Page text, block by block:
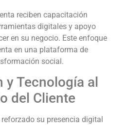
reciben capacitación
digitales y apoyo
en su negocio. Este enfoque
en una plataforma de
social.
y Tecnología al
del Cliente
su presencia digital